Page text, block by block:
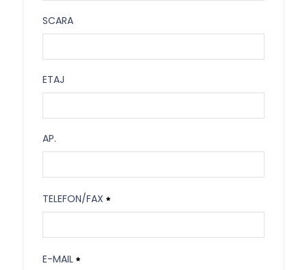
SCARA
ETAJ
AP.
TELEFON/FAX
Necesitat
E-MAIL